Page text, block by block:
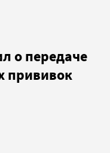
о передаче
прививок